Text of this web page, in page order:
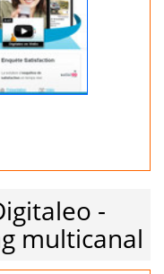
-
multicanal